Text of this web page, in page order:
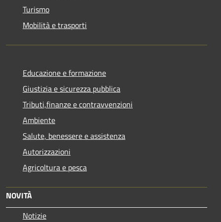
Turismo
Mobilità e trasporti
Educazione e formazione
Giustizia e sicurezza pubblica
Tributi,finanze e contravvenzioni
Ambiente
Salute, benessere e assistenza
Autorizzazioni
Agricoltura e pesca
NOVITÀ
Notizie